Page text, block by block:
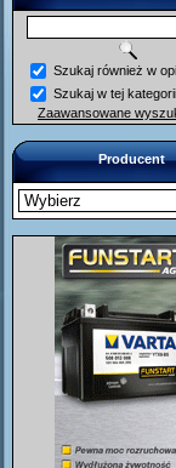
Szukaj również w
Szukaj w tej kategorii
Zaawansowane
Producent